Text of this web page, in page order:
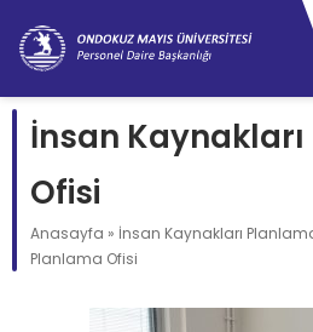
İnsan
Ofisi
Anasayfa » İnsan Kaynakları
Planlama Ofisi